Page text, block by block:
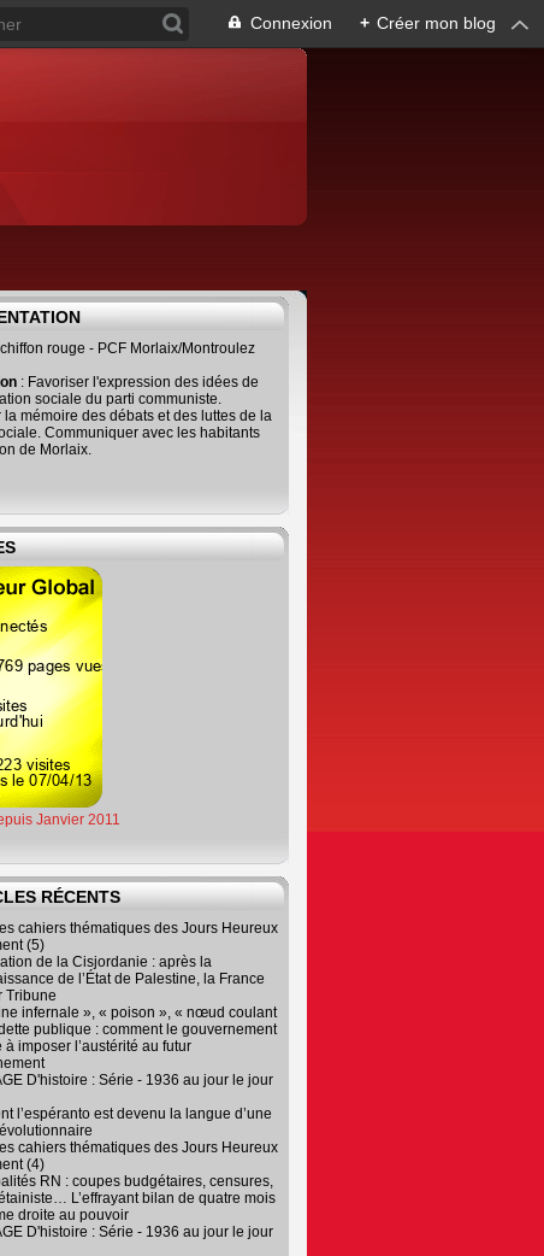
Connexion + Créer mon blog
rouge - PCF Morlaix/Montroulez
: Favoriser l'expression des idées de
sociale du parti communiste.
la mémoire des débats et des luttes de la
Communiquer avec les habitants
de Morlaix.
Janvier 2011
RÉCENTS
cahiers thématiques des Jours Heureux
(5)
de la Cisjordanie : après la
de l’État de Palestine, la France
Tribune
infernale », « poison », « nœud coulant
publique : comment le gouvernement
à imposer l’austérité au futur
D'histoire : Série - 1936 au jour le jour
l’espéranto est devenu la langue d’une
cahiers thématiques des Jours Heureux
(4)
RN : coupes budgétaires, censures,
L’effrayant bilan de quatre mois
droite au pouvoir
D'histoire : Série - 1936 au jour le jour